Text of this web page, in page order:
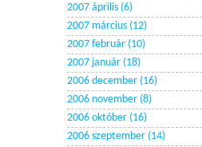
2007 április (6)
2007 március (12)
2007 február (10)
2007 január (18)
2006 december (16)
2006 november (8)
2006 október (16)
2006 szeptember (14)